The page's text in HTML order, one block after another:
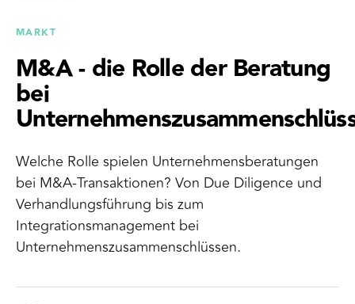
MARKT
M&A - die Rolle der Beratung
bei
Welche Rolle spielen Unternehmensberatungen
bei M&A-Transaktionen? Von Due Diligence und
Verhandlungsführung bis zum
Integrationsmanagement bei
Unternehmenszusammenschlüssen.